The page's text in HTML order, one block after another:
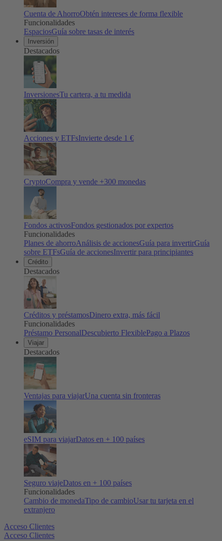
Cuenta de AhorroObtén intereses de forma flexible
Funcionalidades
EspaciosGuía sobre tasas de interés
Inversión
Destacados
InversionesTu cartera, a tu medida
Acciones y ETFsInvierte desde 1 €
CryptoCompra y vende +300 monedas
Fondos activosFondos gestionados por expertos
Funcionalidades
Planes de ahorroAnálisis de accionesGuía para invertirGuía
sobre ETFsGuía de accionesInvertir para principiantes
Crédito
Destacados
Créditos y préstamosDinero extra, más fácil
Funcionalidades
Préstamo PersonalDescubierto FlexiblePago a Plazos
Viajar
Destacados
Ventajas para viajarUna cuenta sin fronteras
eSIM para viajarDatos en + 100 países
Seguro viajeDatos en + 100 países
Funcionalidades
Cambio de monedaTipo de cambioUsar tu tarjeta en el
extranjero
Acceso Clientes
Acceso Clientes